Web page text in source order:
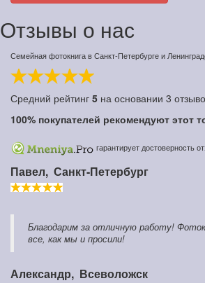
Отзывы о нас
Семейная фотокнига в Санкт-Петербурге и
Средний рейтинг 5 на основании 3
100% покупателей рекомендуют этот
гарантирует достоверность
Павел, Санкт-Петербург
Благодарим за отличную работу!
все, как мы и просили!
Александр, Всеволожск